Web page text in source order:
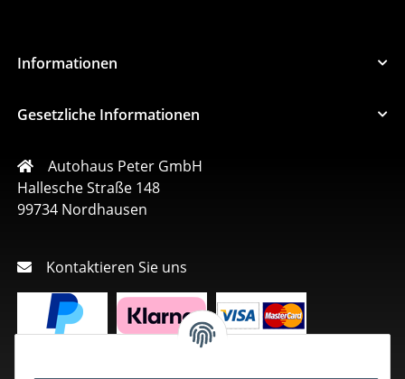
Informationen
Gesetzliche Informationen
Autohaus Peter GmbH
Hallesche Straße 148
99734 Nordhausen
Kontaktieren Sie uns